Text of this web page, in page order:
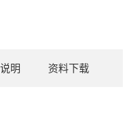
明 资料下载